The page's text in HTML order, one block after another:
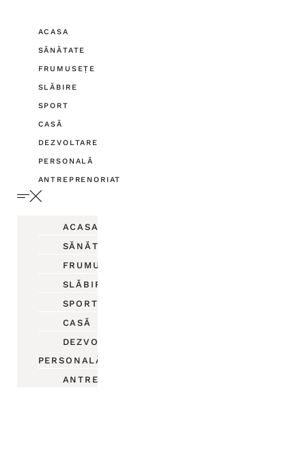
ACASA
SĂNĂTATE
FRUMUSEȚE
SLĂBIRE
SPORT
CASĂ
DEZVOLTARE
PERSONALĂ
ANTREPRENORIAT
ACASA
SĂNĂTATE
FRUMUSEȚE
SLĂBIRE
SPORT
CASĂ
DEZVOLTARE
PERSONALĂ
ANTREPRENORIAT